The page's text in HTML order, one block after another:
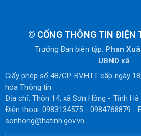
© CỔNG THÔNG TIN ĐIỆN
Trưởng Ban biên tập: Phan
UBND xã
Giấy phép số 48/GP-BVHTT cấp ngày
hóa Thông tin.
Địa chỉ: Thôn 14, xã Sơn Hồng - Tỉnh Hà
Điện thoại: 0983134575 - 0984768879 -
sonhong@hatinh.gov.vn